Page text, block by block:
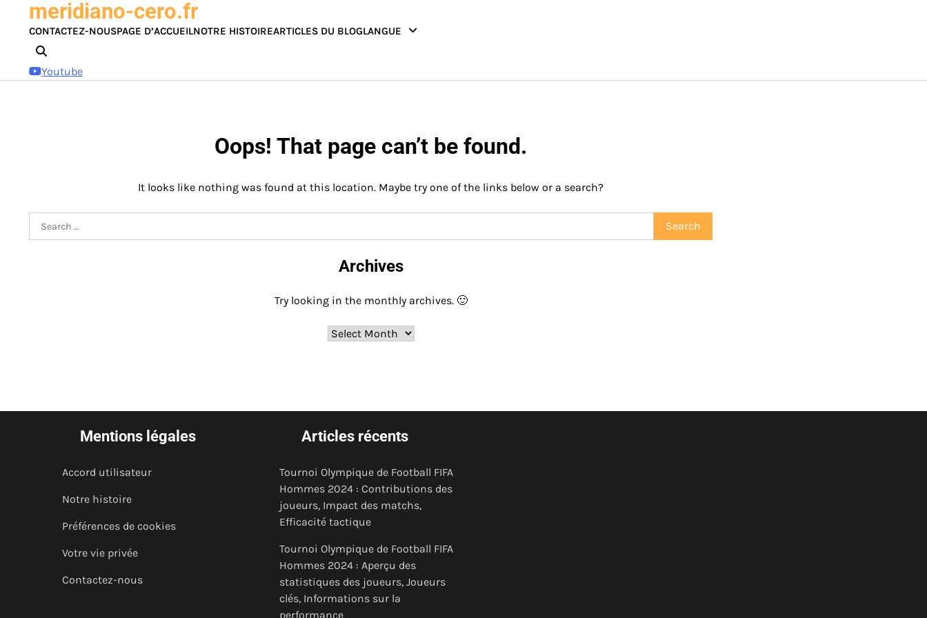
meridiano-cero.fr
CONTACTEZ-NOUSPAGE D’ACCUEILNOTRE HISTOIREARTICLES DU BLOGLANGUE
Youtube
Oops! That page can’t be found.
It looks like nothing was found at this location. Maybe try one of the links below or a search?
for:
Archives
Try looking in the monthly archives. 🙂
Archives
Mentions légales
Accord utilisateur
Notre histoire
Préférences de cookies
Votre vie privée
Contactez-nous
Articles récents
Tournoi Olympique de Football FIFA
Hommes 2024 : Contributions des
joueurs, Impact des matchs,
Efficacité tactique
Tournoi Olympique de Football FIFA
Hommes 2024 : Aperçu des
statistiques des joueurs, Joueurs
clés, Informations sur la
performance